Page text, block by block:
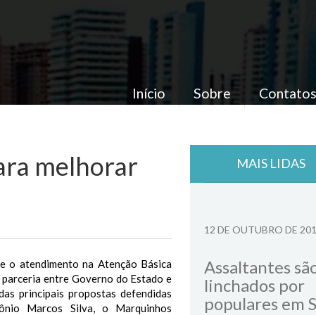
Início Sobre Contatos
melhorar
o atendimento na Atenção Básica
parceria entre Governo do Estado e
principais propostas defendidas
Marcos Silva, o Marquinhos
MAIS LIDAS
12 DE OUTUBRO DE
Assaltantes
linchados por
populares em